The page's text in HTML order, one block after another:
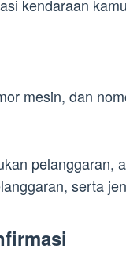
kendaraan
mesin, dan
pelanggaran,
serta